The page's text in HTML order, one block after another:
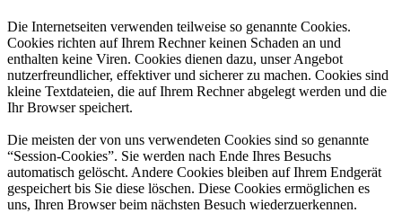
Die Internetseiten verwenden teilweise so genannte Cookies.
Cookies richten auf Ihrem Rechner keinen Schaden an und
enthalten keine Viren. Cookies dienen dazu, unser Angebot
nutzerfreundlicher, effektiver und sicherer zu machen. Cookies sind
kleine Textdateien, die auf Ihrem Rechner abgelegt werden und die
Ihr Browser speichert.
Die meisten der von uns verwendeten Cookies sind so genannte
“Session-Cookies”. Sie werden nach Ende Ihres Besuchs
automatisch gelöscht. Andere Cookies bleiben auf Ihrem Endgerät
gespeichert bis Sie diese löschen. Diese Cookies ermöglichen es
uns, Ihren Browser beim nächsten Besuch wiederzuerkennen.